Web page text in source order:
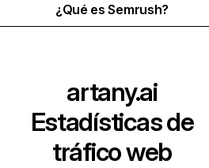
¿Qué es Semrush?
artany.ai
Estadísticas de
tráfico web